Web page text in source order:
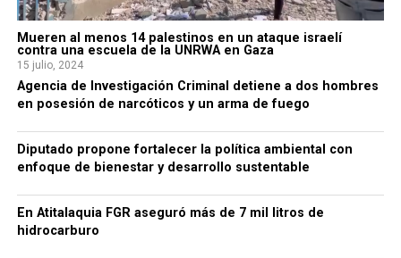
Mueren al menos 14 palestinos en un ataque israelí
contra una escuela de la UNRWA en Gaza
15 julio, 2024
Agencia de Investigación Criminal detiene a dos hombres
en posesión de narcóticos y un arma de fuego
Diputado propone fortalecer la política ambiental con
enfoque de bienestar y desarrollo sustentable
En Atitalaquia FGR aseguró más de 7 mil litros de
hidrocarburo